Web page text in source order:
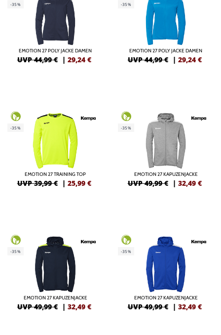
-35%
EMOTION 27 POLY JACKE DAMEN
UVP 44,99 € | 29,24 €
-35%
EMOTION 27 POLY JACKE DAMEN
UVP 44,99 € | 29,24 €
-35%
EMOTION 27 TRAINING TOP
UVP 39,99 € | 25,99 €
-35%
EMOTION 27 KAPUZENJACKE
UVP 49,99 € | 32,49 €
-35%
EMOTION 27 KAPUZENJACKE
UVP 49,99 € | 32,49 €
-35%
EMOTION 27 KAPUZENJACKE
UVP 49,99 € | 32,49 €